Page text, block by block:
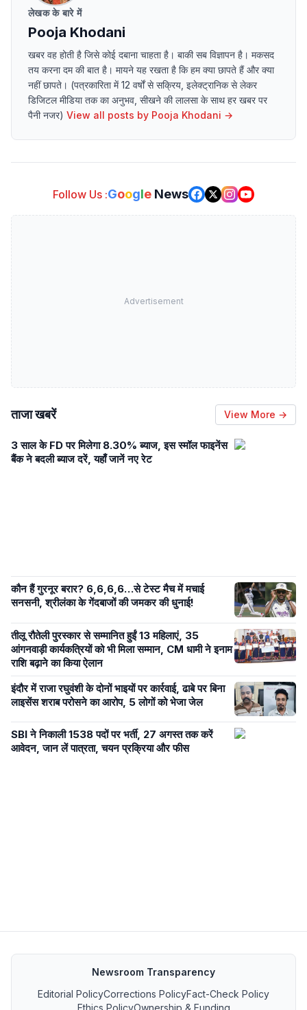
लेखक के बारे में
Pooja Khodani
खबर वह होती है जिसे कोई दबाना चाहता है। बाकी सब विज्ञापन है। मकसद
तय करना दम की बात है। मायने यह रखता है कि हम क्या छापते हैं और क्या
नहीं छापते। (पत्रकारिता में 12 वर्षों से सक्रिय, इलेक्ट्रानिक से लेकर
डिजिटल मीडिया तक का अनुभव, सीखने की लालसा के साथ हर खबर पर
पैनी नजर) View all posts by Pooja Khodani →
Follow Us :Google News
Advertisement
ताजा खबरें View More →
3 साल के FD पर मिलेगा 8.30% ब्याज, इस स्मॉल फाइनेंस
बैंक ने बदली ब्याज दरें, यहाँ जानें नए रेट
कौन हैं गुरनूर बरार? 6,6,6,6…से टेस्ट मैच में मचाई
सनसनी, श्रीलंका के गेंदबाजों की जमकर की धुनाई!
तीलू रौतेली पुरस्कार से सम्मानित हुईं 13 महिलाएं, 35
आंगनवाड़ी कार्यकत्रियों को भी मिला सम्मान, CM धामी ने इनाम
राशि बढ़ाने का किया ऐलान
इंदौर में राजा रघुवंशी के दोनों भाइयों पर कार्रवाई, ढाबे पर बिना
लाइसेंस शराब परोसने का आरोप, 5 लोगों को भेजा जेल
SBI ने निकाली 1538 पदों पर भर्ती, 27 अगस्त तक करें
आवेदन, जान लें पात्रता, चयन प्रक्रिया और फीस
Newsroom Transparency
Editorial PolicyCorrections PolicyFact-Check Policy